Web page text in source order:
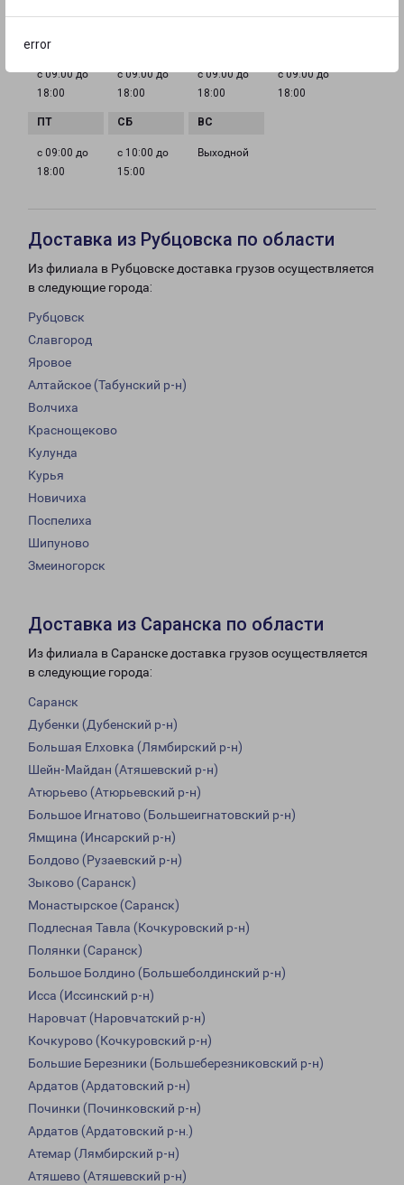
error
ГРАФИК РАБОТЫ
с 09:00 до
18:00
с 09:00 до
18:00
с 09:00 до
18:00
с 09:00 до
18:00
с 09:00 до
18:00
с 10:00 до
15:00
Выходной
Доставка из Рубцовска по области
Из филиала в Рубцовске доставка грузов осуществляется
в следующие города:
Рубцовск
Славгород
Яровое
Алтайское (Табунский р-н)
Волчиха
Краснощеково
Кулунда
Курья
Новичиха
Поспелиха
Шипуново
Змеиногорск
Доставка из Саранска по области
Из филиала в Саранске доставка грузов осуществляется
в следующие города:
Саранск
Дубенки (Дубенский р-н)
Большая Елховка (Лямбирский р-н)
Шейн-Майдан (Атяшевский р-н)
Атюрьево (Атюрьевский р-н)
Большое Игнатово (Большеигнатовский р-н)
Ямщина (Инсарский р-н)
Болдово (Рузаевский р-н)
Зыково (Саранск)
Монастырское (Саранск)
Подлесная Тавла (Кочкуровский р-н)
Полянки (Саранск)
Большое Болдино (Большеболдинский р-н)
Исса (Иссинский р-н)
Наровчат (Наровчатский р-н)
Кочкурово (Кочкуровский р-н)
Большие Березники (Большеберезниковский р-н)
Ардатов (Ардатовский р-н)
Починки (Починковский р-н)
Ардатов (Ардатовский р-н.)
Атемар (Лямбирский р-н)
Атяшево (Атяшевский р-н)